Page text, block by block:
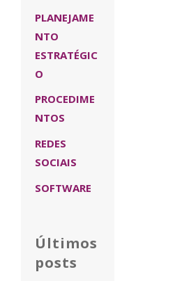
PLANEJAME
NTO
ESTRATÉGIC
O
PROCEDIME
NTOS
REDES
SOCIAIS
SOFTWARE
Últimos
posts